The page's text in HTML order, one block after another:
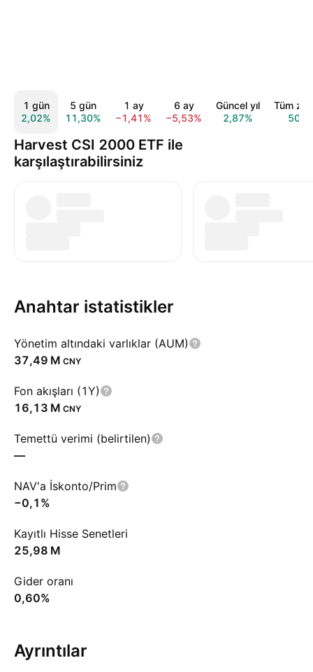
1 gün
2,02%
5 gün
11,30%
1 ay
−1,41%
6 ay
−5,53%
Güncel yıl
2,87%
Tüm
Harvest CSI 2000 ETF ile
karşılaştırabilirsiniz
Anahtar istatistikler
Yönetim altındaki varlıklar (AUM)
‪37,49 M‬ CNY
Fon akışları (1Y)
‪16,13 M‬ CNY
Temettü verimi (belirtilen)
—
NAV'a İskonto/Prim
−0,1%
Kayıtlı Hisse Senetleri
‪25,98 M‬
Gider oranı
0,60%
Ayrıntılar